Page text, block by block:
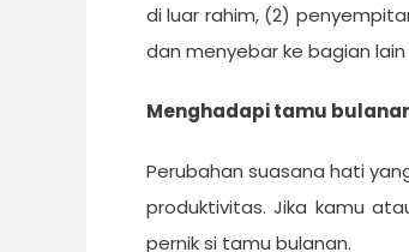
di luar rahim, (2)
dan menyebar ke bagian
Menghadapi tamu
Perubahan suasana hati
produktivitas. Jika kamu
pernik si tamu bulanan.